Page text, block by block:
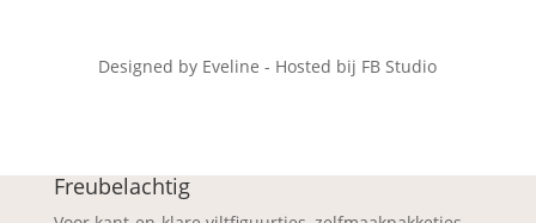
Designed by Eveline - Hosted bij FB Studio
Freubelachtig